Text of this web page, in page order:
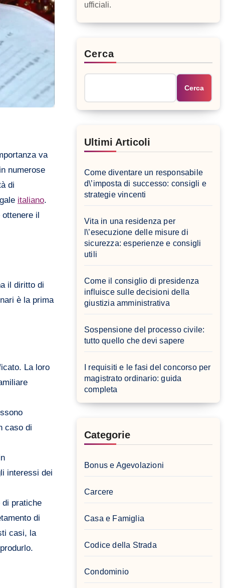
va
numerose
di
italiano.
il
il diritto di
è la prima
La loro
caso di
interessi dei
di pratiche
di
casi, la
ufficiali.
Cerca
Cerca
Ultimi Articoli
Come diventare un responsabile
d\’imposta di successo: consigli e
strategie vincenti
Vita in una residenza per
l\’esecuzione delle misure di
sicurezza: esperienze e consigli
utili
Come il consiglio di presidenza
influisce sulle decisioni della
giustizia amministrativa
Sospensione del processo civile:
tutto quello che devi sapere
I requisiti e le fasi del concorso per
magistrato ordinario: guida
completa
Categorie
Bonus e Agevolazioni
Carcere
Casa e Famiglia
Codice della Strada
Condominio